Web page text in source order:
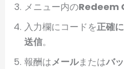
メニュー内のRedeem
入力欄にコードを正確に
送信。
報酬はメールまたはバ